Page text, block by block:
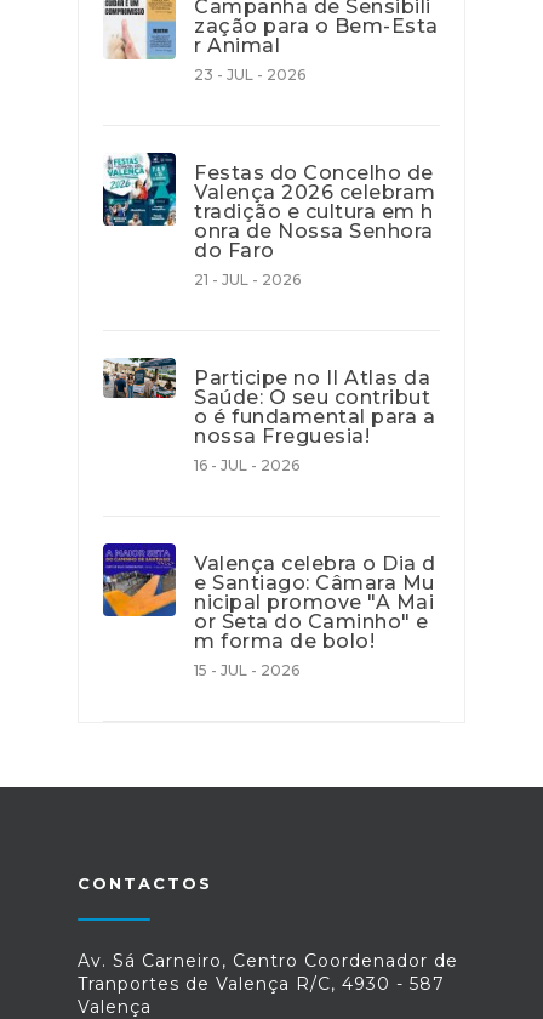
Campanha de Sensibili
zação para o Bem-Esta
r Animal
23 - JUL - 2026
Festas do Concelho de
Valença 2026 celebram
tradição e cultura em h
onra de Nossa Senhora
do Faro
21 - JUL - 2026
Participe no II Atlas da
Saúde: O seu contribut
o é fundamental para a
nossa Freguesia!
16 - JUL - 2026
Valença celebra o Dia d
e Santiago: Câmara Mu
nicipal promove "A Mai
or Seta do Caminho" e
m forma de bolo!
15 - JUL - 2026
CONTACTOS
Av. Sá Carneiro, Centro Coordenador de
Tranportes de Valença R/C, 4930 - 587
Valença